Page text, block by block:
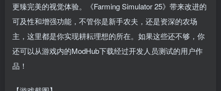
更臻完美的视觉体验。《Farming Simulator 25》带来改进的
可及性和增强功能，不管你是新手农夫，还是资深的农场
主，这里都是你实现耕耘理想的所在。如果这些还不够，你
还可以从游戏内的ModHub下载经过开发人员测试的用户作
品！